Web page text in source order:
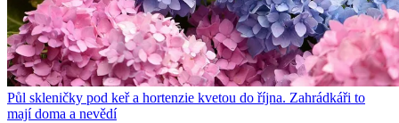
Půl skleničky pod keř a hortenzie kvetou do října. Zahrádkáři to
mají doma a nevědí